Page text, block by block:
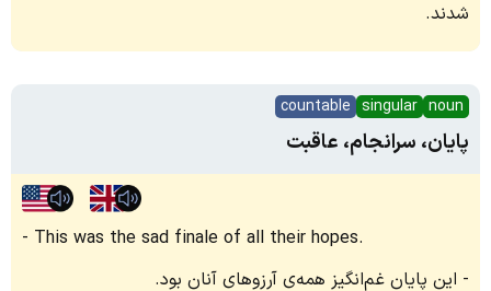
شدند.
noun
singular
countable
پایان، سرانجام، عاقبت
This was the sad finale of all their hopes.
این پایان غم‌انگیز همه‌ی آرزوهای آنان بود.